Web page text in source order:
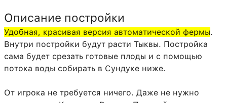
Описание постройки
Удобная, красивая версия автоматической фермы.
Внутри постройки будут расти Тыквы. Постройка
сама будет срезать готовые плоды и с помощью
потока воды собирать в Сундуке ниже.
От игрока не требуется ничего. Даже не нужно